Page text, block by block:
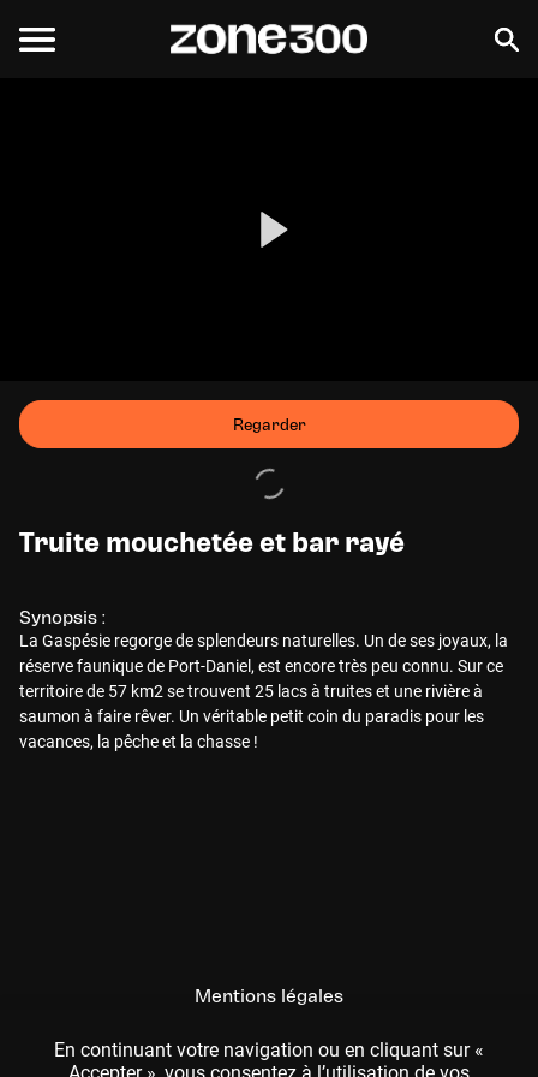
Regarder
Truite mouchetée et bar rayé
Synopsis :
La Gaspésie regorge de splendeurs naturelles. Un de ses joyaux, la
réserve faunique de Port-Daniel, est encore très peu connu. Sur ce
territoire de 57 km2 se trouvent 25 lacs à truites et une rivière à
saumon à faire rêver. Un véritable petit coin du paradis pour les
vacances, la pêche et la chasse !
Mentions légales
CGU
En continuant votre navigation ou en cliquant sur «